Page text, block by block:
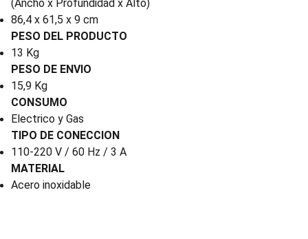
(Ancho x Profundidad x Alto)
86,4 x 61,5 x 9 cm
PESO DEL PRODUCTO
13 Kg
PESO DE ENVIO
15,9 Kg
CONSUMO
Electrico y Gas
TIPO DE CONECCION
110-220 V / 60 Hz / 3 A
MATERIAL
Acero inoxidable